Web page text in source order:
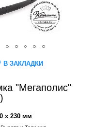
"Мегаполис"
x 230 мм
В ЗАКЛАДКИ